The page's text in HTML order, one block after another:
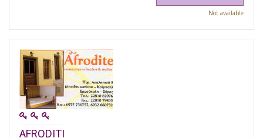
Not available
AFRODITI